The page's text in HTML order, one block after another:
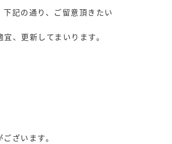
記の通り、ご留意頂きたい
、更新してまいります。
ざいます。